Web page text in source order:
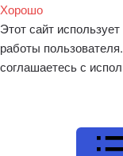
Хорошо
Этот сайт
работы
соглашаетесь с